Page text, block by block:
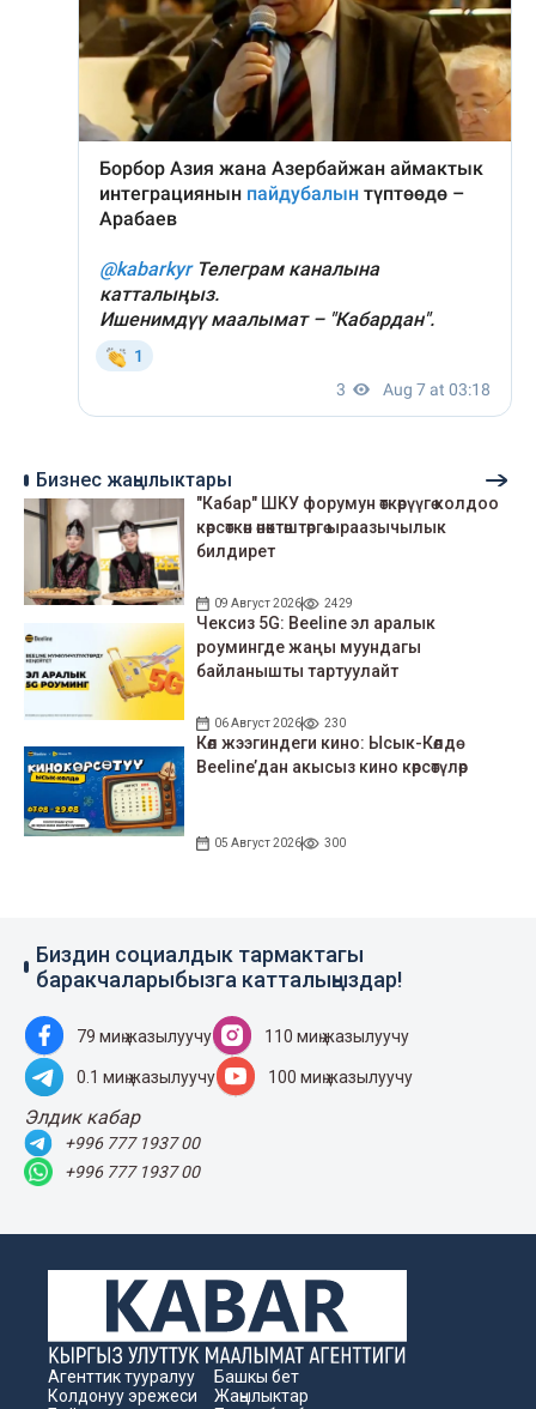
Бизнес жаңылыктары
"Кабар" ШКУ форумун өткөрүүгө колдоо
көрсөткөн өнөктөштөргө ыраазычылык
билдирет
09 Август 2026 2429
Чексиз 5G: Beeline эл аралык
роумингде жаңы муундагы
байланышты тартуулайт
06 Август 2026 230
Көл жээгиндеги кино: Ысык-Көлдө
Beeline’дан акысыз кино көрсөтүлөр
05 Август 2026 300
Биздин социалдык тармактагы
баракчаларыбызга катталыңыздар!
79 миң жазылуучу 110 миң жазылуучу
0.1 миң жазылуучу 100 миң жазылуучу
Элдик кабар
+996 777 1937 00
+996 777 1937 00
Агенттик тууралуу
Колдонуу эрежеси
Башкы бет
Жаңылыктар